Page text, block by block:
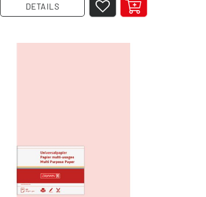
DETAILS